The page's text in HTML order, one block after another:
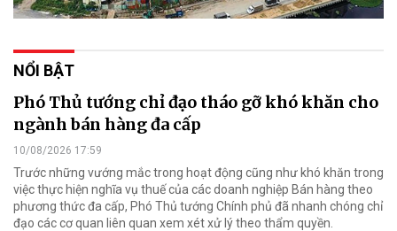
NỔI BẬT
Phó Thủ tướng chỉ đạo tháo gỡ khó khăn cho
ngành bán hàng đa cấp
10/08/2026 17:59
Trước những vướng mắc trong hoạt động cũng như khó khăn trong
việc thực hiện nghĩa vụ thuế của các doanh nghiệp Bán hàng theo
phương thức đa cấp, Phó Thủ tướng Chính phủ đã nhanh chóng chỉ
đạo các cơ quan liên quan xem xét xử lý theo thẩm quyền.